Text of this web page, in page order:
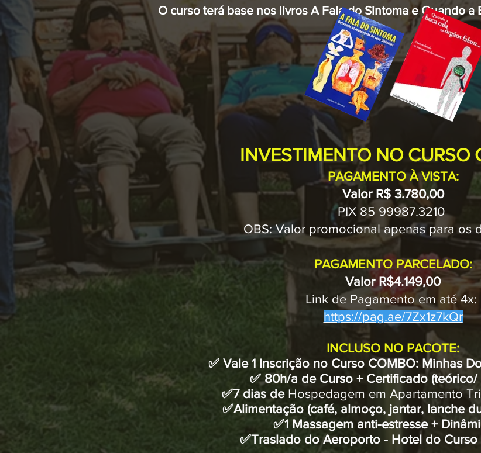
O curso terá base nos livros A Fala do Sintoma eQuando a
INVESTIMENTO NO CURSO
PAGAMENTO À VISTA:
Valor R$ 3.780,00
PIX 85 99987.3210
OBS: Valor promocional apenas para os
PAGAMENTO PARCELADO:
Valor R$4.149,00
Link de Pagamento em até 4x:
https://pag.ae/7Zx1z7kQr
INCLUSO NO PACOTE:
✅ Vale 1 Inscrição no Curso COMBO: Minhas
✅ 80h/a de Curso + Certificado (teórico/
✅7 dias de Hospedagem em Apartamento
✅Alimentação (café, almoço, jantar, lanche
✅1 Massagem anti-estresse +
✅Traslado do Aeroporto - Hotel do